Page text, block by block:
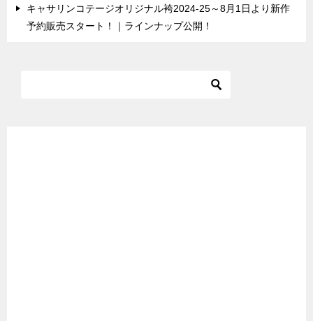
キャサリンコテージオリジナル袴2024-25～8月1日より新作
予約販売スタート！｜ラインナップ公開！